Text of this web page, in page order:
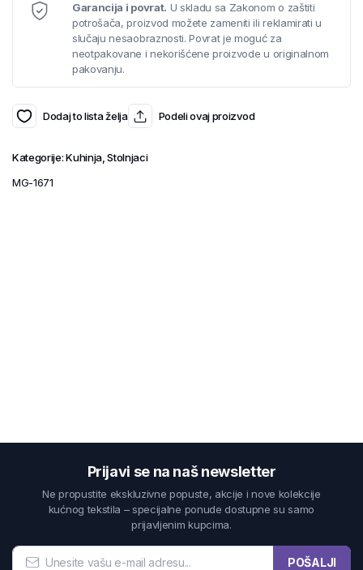
Garancija i povrat. U skladu sa Zakonom o zaštiti
potrošača, proizvod možete zameniti ili reklamirati u
slučaju nesaobraznosti. Povrat je moguć za
neotpakovane i nekorišćene proizvode u originalnom
pakovanju.
Dodaj to lista želja Podeli ovaj proizvod
Kategorije:Kuhinja,Stolnjaci
MG-1671
Prijavi se na naš newsletter
Ne propustite ekskluzivne popuste, akcije i nove kolekcije
kućnog tekstila – specijalne ponude dostupne su samo
prijavljenim kupcima.
POŠALJI